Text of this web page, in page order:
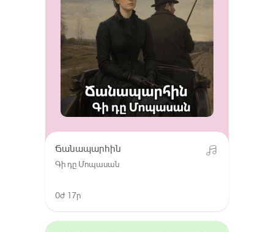
Ճանապարհին
Գի դը Մոպասան
0ժ 17ր